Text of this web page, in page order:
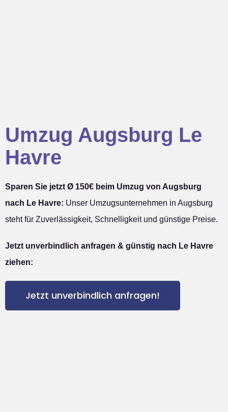
Umzug Augsburg Le
Havre
Sparen Sie jetzt Ø 150€ beim Umzug von Augsburg
nach Le Havre: Unser Umzugsunternehmen in Augsburg
steht für Zuverlässigkeit, Schnelligkeit und günstige Preise.
Jetzt unverbindlich anfragen & günstig nach Le Havre
ziehen:
Jetzt unverbindlich anfragen!